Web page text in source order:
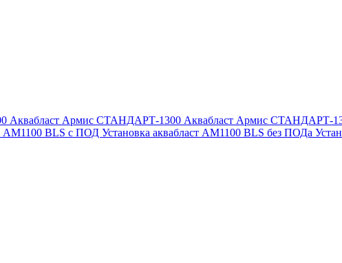
Аквабласт Армис СТАНДАРТ-1300 Аквабласт Армис СТАНДАРТ-
AM1100 BLS с ПОД Установка аквабласт AM1100 BLS без ПОДа